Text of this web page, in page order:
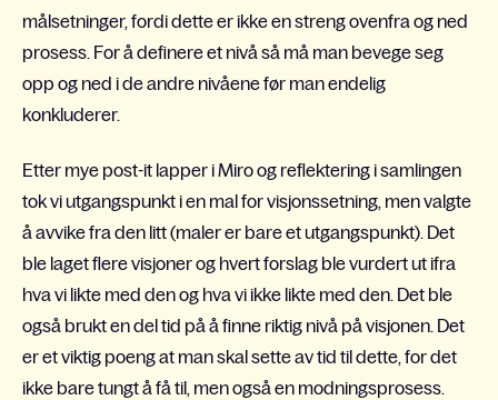
målsetninger, fordi dette er ikke en streng ovenfra og ned
prosess. For å definere et nivå så må man bevege seg
opp og ned i de andre nivåene før man endelig
konkluderer.
Etter mye post-it lapper i Miro og reflektering i samlingen
tok vi utgangspunkt i en mal for visjonssetning, men valgte
å avvike fra den litt (maler er bare et utgangspunkt). Det
ble laget flere visjoner og hvert forslag ble vurdert ut ifra
hva vi likte med den og hva vi ikke likte med den. Det ble
også brukt en del tid på å finne riktig nivå på visjonen. Det
er et viktig poeng at man skal sette av tid til dette, for det
ikke bare tungt å få til, men også en modningsprosess.